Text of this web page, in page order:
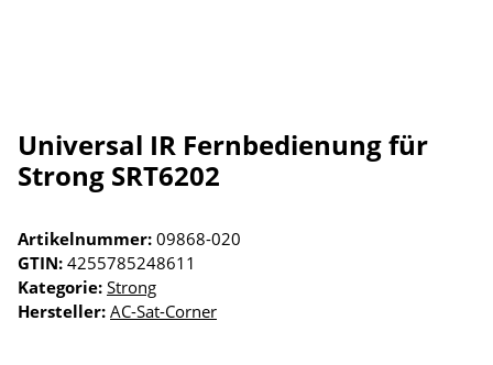
Universal IR Fernbedienung für
Strong SRT6202
Artikelnummer: 09868-020
GTIN: 4255785248611
Kategorie: Strong
Hersteller: AC-Sat-Corner